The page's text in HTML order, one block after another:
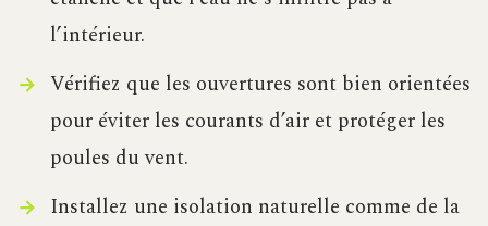
l’intérieur.
Vérifiez que les ouvertures sont bien orientées
pour éviter les courants d’air et protéger les
poules du vent.
Installez une isolation naturelle comme de la